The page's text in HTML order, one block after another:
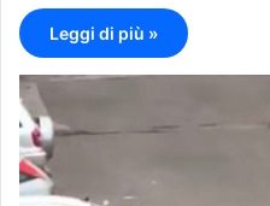
Leggi di più »